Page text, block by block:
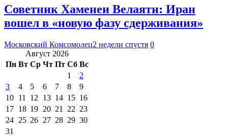
Советник Хаменеи Велаяти: Иран
вошел в «новую фазу сдерживания»
Московский Комсомолец2 недели спустя 0
Август 2026
Пн Вт Ср Чт Пт Сб Вс
1
2
3
4 5 6 7 8
9
10 11 12 13 14 15 16
17 18 19 20 21 22 23
24 25 26 27 28 29 30
31